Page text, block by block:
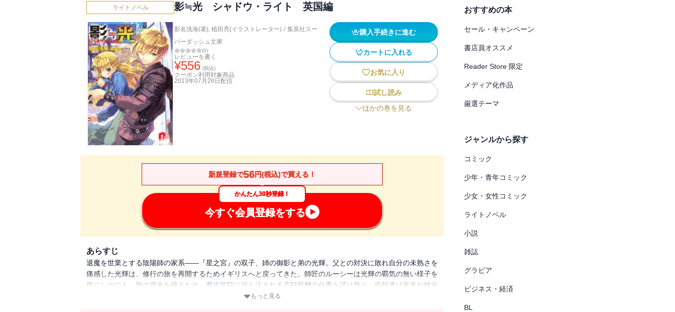
ライトノベル 影≒光 シャドウ・ライト 英国編
影名浅海(著), 植田亮(イラストレーター) / 集英社スー
パーダッシュ文庫
(0)
レビューを書く
¥556 (税込)
クーポン利用対象商品
2013年07月26日 配信
購入手続きに進む
カートに入れる
お気に入り
試し読み
ほかの巻を見る
新規登録で56円(税込)で買える！
かんたん30秒登録！
今すぐ会員登録をする
あらすじ
退魔を世業とする陰陽師の家系――『星之宮』の双子、姉の御影と弟の光輝。父との対決に敗れ自分の未熟さを
痛感した光輝は、修行の旅を再開するためイギリスへと戻ってきた。師匠のルーシーは光輝の覇気の無い様子を
気にしつつも、旅の資金を稼ぐため、魔術学院に持ち込まれる高額報酬の仕事を請け負う。依頼者は有名な錬金
術師。彼の親族を狙う犯人を捕らえてほしいとのことだったが・・・・・・。
もっと見る
おすすめの本
セール・キャンペーン
書店員オススメ
Reader Store 限定
メディア化作品
厳選テーマ
ジャンルから探す
コミック
少年・青年コミック
少女・女性コミック
ライトノベル
小説
雑誌
グラビア
ビジネス・経済
BL